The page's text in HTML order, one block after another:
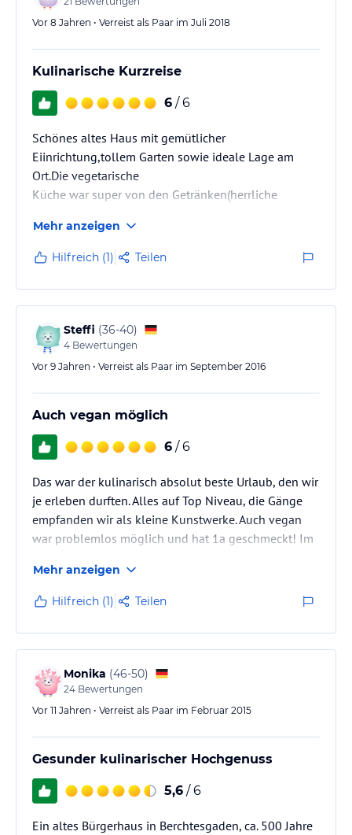
Vor 8 Jahren • Verreist als Paar im Juli 2018
Kulinarische Kurzreise
6 / 6
Schönes altes Haus mit gemütlicher
Eiinrichtung,tollem Garten sowie ideale Lage am
Ort.Die vegetarische
Küche war super von den Getränken(herrliche
Mehr anzeigen
Hilfreich (1) Teilen
Steffi (36-40)
4 Bewertungen
Vor 9 Jahren • Verreist als Paar im September 2016
Auch vegan möglich
6 / 6
Das war der kulinarisch absolut beste Urlaub, den wir
je erleben durften. Alles auf Top Niveau, die Gänge
empfanden wir als kleine Kunstwerke. Auch vegan
war problemlos möglich und hat 1a geschmeckt! Im
etwas unveganes im Essen war, weil die Köchinnen
absolut kompetent waren und sich einfach
Die Wohnung war die bisher größte Unterkunft, die
wir je hatten, perfekt sauber und sehr gemütlich. Zum
Wohlfühlen!
Mehr anzeigen
Hilfreich (1) Teilen
Monika (46-50)
24 Bewertungen
Vor 11 Jahren • Verreist als Paar im Februar 2015
Gesunder kulinarischer Hochgenuss
5,6 / 6
Ein altes Bürgerhaus in Berchtesgaden, ca. 500 Jahre